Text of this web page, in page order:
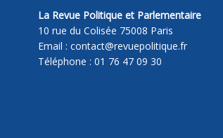
La Revue Politique et Parlementaire
10 rue du Colisée 75008 Paris
Email : contact@revuepolitique.fr
Téléphone : 01 76 47 09 30